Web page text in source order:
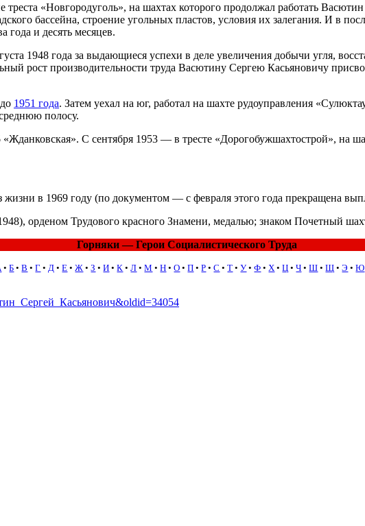
треста «Новгородуголь», на шахтах которого продолжал работать
бассейна, строение угольных пластов, условия их залегания. И в
года и десять месяцев.
1948 года за выдающиеся успехи в деле увеличения добычи угля,
рост производительности труда Васютину Сергею Касьяновичу
1951 года. Затем уехал на юг, работал на шахте рудоуправления
полосу.
С сентября 1953 — в тресте «Дорогобужшахтострой», на
в 1969 году (по документом — с февраля этого года прекращена
орденом Трудового красного Знамени, медалью; знаком Почетный
Горняки — Герои Социалистического Труда
•Б •В •Г •Д •Е •Ж •З •И •К •Л •М •Н •О •П •Р •С •Т •У •Ф •Х •Ц •Ч •Ш •Щ •Э •Ю